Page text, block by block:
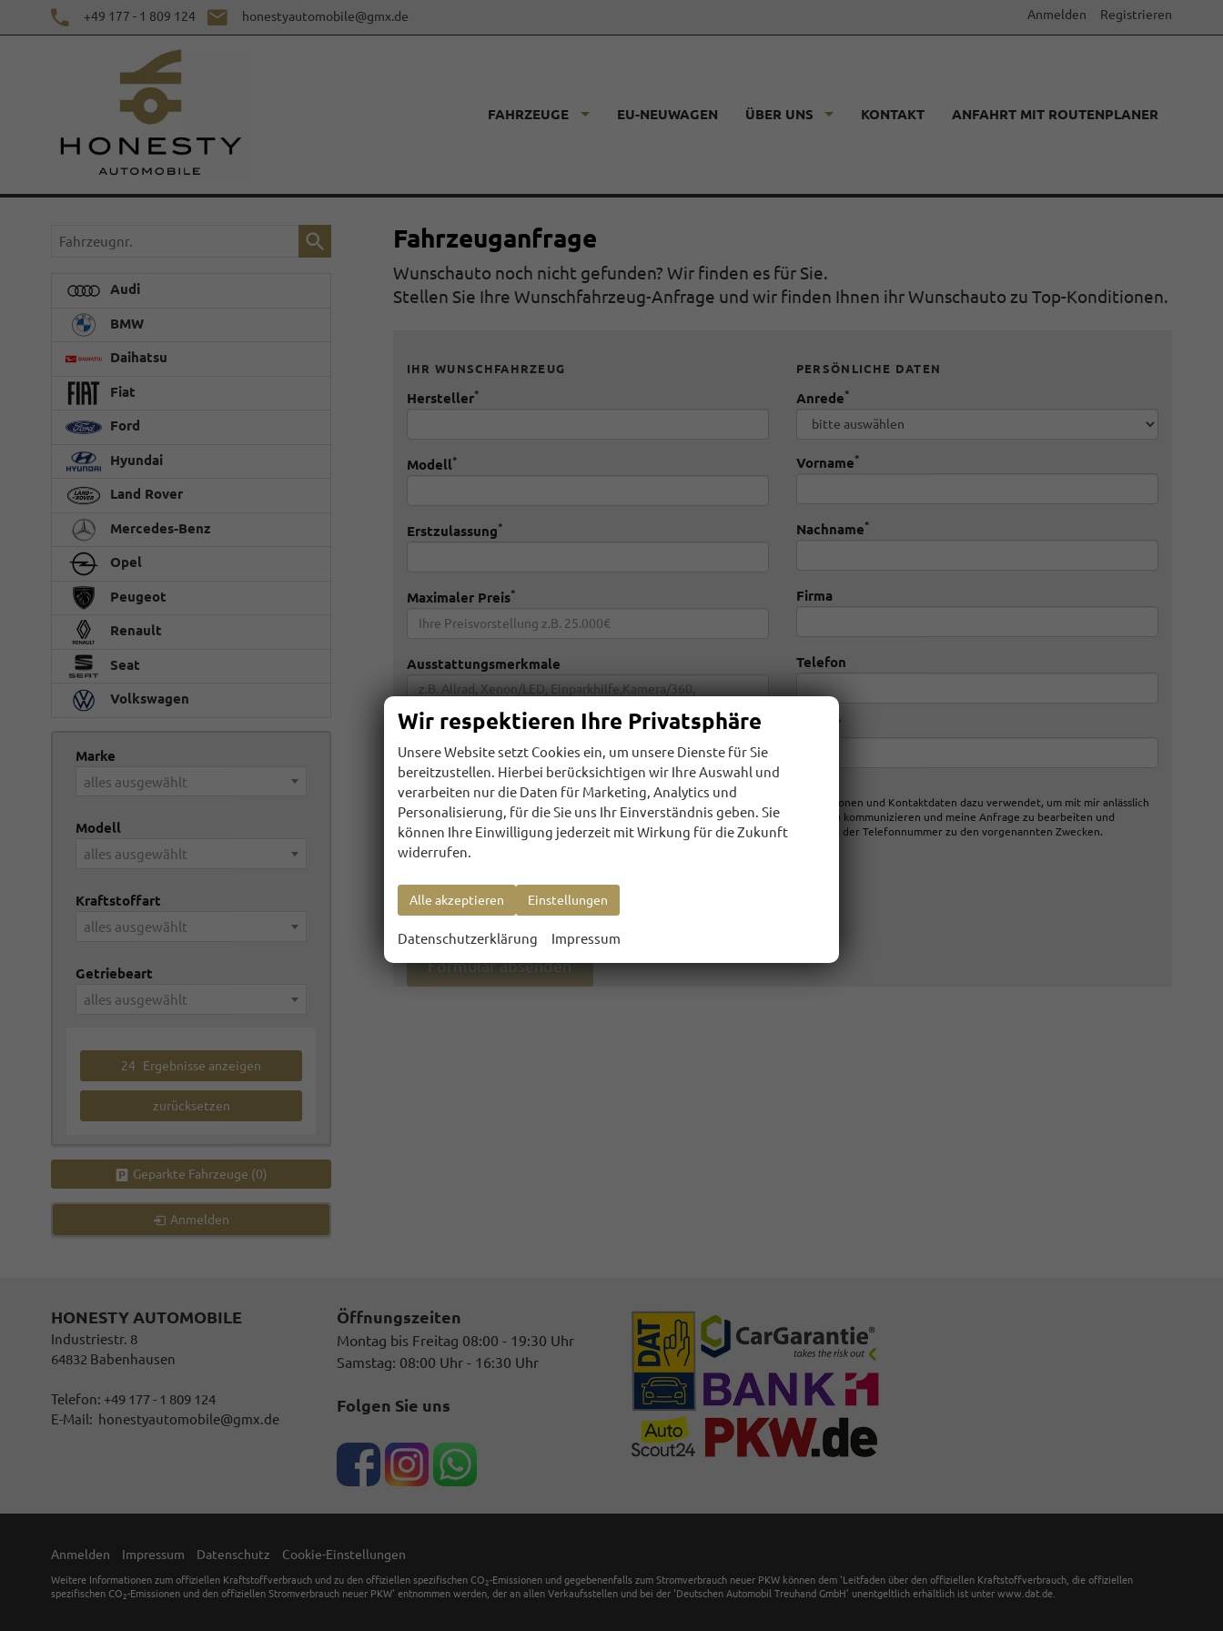
+49 177 - 1 809 124 honestyautomobile@gmx.de Anmelden Registrieren
FAHRZEUGE EU-NEUWAGEN ÜBER UNS KONTAKT ANFAHRT MIT ROUTENPLANER
Fahrzeuganfrage
Wunschauto noch nicht gefunden? Wir finden es für Sie.
Stellen Sie Ihre Wunschfahrzeug-Anfrage und wir finden Ihnen ihr Wunschauto zu Top-Konditionen.
IHR WUNSCHFAHRZEUG
Hersteller*
Modell*
Erstzulassung*
Maximaler Preis*
Ausstattungsmerkmale
PERSÖNLICHE DATEN
Anrede*
Vorname*
Nachname*
Firma
Telefon
*
Ich willige ein, dass HONESTY AUTOMOBILE die von mir übermittelten Informationen und Kontaktdaten dazu verwendet, um mit mir anlässlich
meiner Kontaktaufnahme in Verbindung zu treten, in diesem Zusammenhang zu kommunizieren und meine Anfrage zu bearbeiten und
abzuwickeln. Dies gilt insbesondere für die Verwendung der E-Mail-Adresse und der Telefonnummer zu den vorgenannten Zwecken.
Die Datenschutzerklärung kann hier eingesehen werden.
Ich bin kein Roboter
Formular absenden
Fahrzeugnr.
Audi
BMW
Daihatsu
Fiat
Ford
Hyundai
Land Rover
Mercedes-Benz
Opel
Peugeot
Renault
Seat
Volkswagen
Marke
alles ausgewählt
Modell
alles ausgewählt
Kraftstoffart
alles ausgewählt
Getriebeart
alles ausgewählt
24 Ergebnisse anzeigen
zurücksetzen
Geparkte Fahrzeuge (0)
Anmelden
HONESTY AUTOMOBILE
Industriestr. 8
64832 Babenhausen
Telefon: +49 177 - 1 809 124
E-Mail: honestyautomobile@gmx.de
Öffnungszeiten
Montag bis Freitag 08:00 - 19:30 Uhr
Samstag: 08:00 Uhr - 16:30 Uhr
Folgen Sie uns
Anmelden Impressum Datenschutz Cookie-Einstellungen
Weitere Informationen zum offiziellen Kraftstoffverbrauch und zu den offiziellen spezifischen CO 2-Emissionen und gegebenenfalls zum Stromverbrauch neuer PKW können dem 'Leitfaden über den offiziellen Kraftstoffverbrauch, die offiziellen
spezifischen CO 2-Emissionen und den offiziellen Stromverbrauch neuer PKW' entnommen werden, der an allen Verkaufsstellen und bei der 'Deutschen Automobil Treuhand GmbH' unentgeltlich erhältlich ist unter www.dat.de.
Wir respektieren Ihre Privatsphäre
Unsere Website setzt Cookies ein, um unsere Dienste für Sie
bereitzustellen. Hierbei berücksichtigen wir Ihre Auswahl und
verarbeiten nur die Daten für Marketing, Analytics und
Personalisierung, für die Sie uns Ihr Einverständnis geben. Sie
können Ihre Einwilligung jederzeit mit Wirkung für die Zukunft
widerrufen.
Alle akzeptieren Einstellungen
Datenschutzerklärung Impressum